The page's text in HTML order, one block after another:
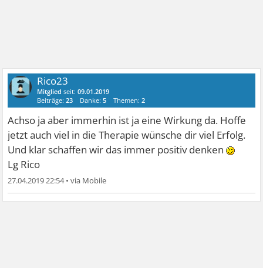
Rico23
Mitglied seit:09.01.2019
Beiträge:23 Danke:5 Themen:2
Achso ja aber immerhin ist ja eine Wirkung da. Hoffe
jetzt auch viel in die Therapie wünsche dir viel Erfolg.
Und klar schaffen wir das immer positiv denken
Lg Rico
27.04.2019 22:54•